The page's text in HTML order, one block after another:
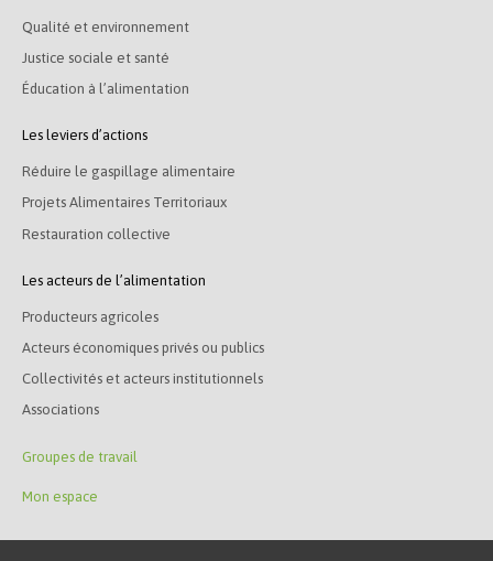
Qualité et environnement
Justice sociale et santé
Éducation à l’alimentation
Les leviers d’actions
Réduire le gaspillage alimentaire
Projets Alimentaires Territoriaux
Restauration collective
Les acteurs de l’alimentation
Producteurs agricoles
Acteurs économiques privés ou publics
Collectivités et acteurs institutionnels
Associations
Groupes de travail
Mon espace